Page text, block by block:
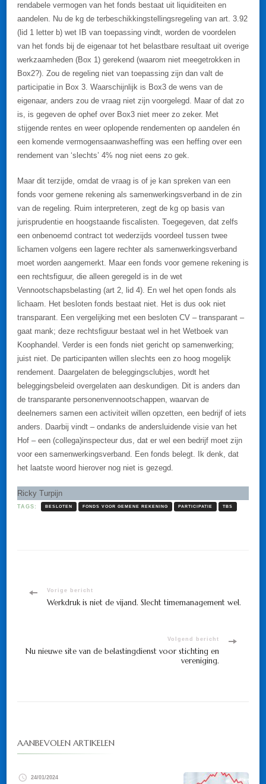
rendabele vermogen van het fonds bestaat uit liquiditeiten en
aandelen. Nu de kg de terbeschikkingstellingsregeling van art. 3.92
(lid 1 letter b) wet IB van toepassing vindt, worden de voordelen
van het fonds bij de eigenaar tot het belastbare resultaat uit overige
werkzaamheden (Box 1) gerekend (waarom niet meegetrokken in
Box2?). Zou de regeling niet van toepassing zijn dan valt de
participatie in Box 3. Waarschijnlijk is Box3 de wens van de
eigenaar, anders zou de vraag niet zijn voorgelegd. Maar of dat zo
is, is gegeven de ophef over Box3 niet meer zo zeker. Met
stijgende rentes en weer oplopende rendementen op aandelen én
een komende vermogensaanwasheffing was een heffing over een
rendement van ‘slechts’ 4% nog niet eens zo gek.
Maar dit terzijde, omdat de vraag is of je kan spreken van een
fonds voor gemene rekening als samenwerkingsverband in de zin
van de regeling. Ruim interpreteren, zegt de kg op basis van
jurisprudentie en hoogstaande fiscalisten. Toegegeven, dat zelfs
een onbenoemd contract tot wederzijds voordeel tussen twee
lichamen volgens een lagere rechter als samenwerkingsverband
moet worden aangemerkt. Maar een fonds voor gemene rekening is
een rechtsfiguur, die alleen geregeld is in de wet
Vennootschapsbelasting (art 2, lid 4). En wel het open fonds als
lichaam. Het besloten fonds bestaat niet. Het is dus ook niet
transparant. Een vergelijking met een besloten CV – transparant –
gaat mank; deze rechtsfiguur bestaat wel in het Wetboek van
Koophandel. Verder is een fonds niet gericht op samenwerking;
juist niet. De participanten willen slechts een zo hoog mogelijk
rendement. Daargelaten de beleggingsclubjes, wordt het
beleggingsbeleid overgelaten aan deskundigen. Dit is anders dan
de transparante personenvennootschappen, waarvan de
deelnemers samen een activiteit willen opzetten, een bedrijf of iets
anders. Daarbij vindt – ondanks de andersluidende visie van het
Hof – een (collega)inspecteur dus, dat er wel een bedrijf moet zijn
voor een samenwerkingsverband. Een fonds belegt. Ik denk, dat
het laatste woord hierover nog niet is gezegd.
Ricky Turpijn
TAGS: BESLOTEN FONDS VOOR GEMENE REKENING PARTICIPATIE TBS
Bericht
Vorige bericht
Werkdruk is niet de vijand. Slecht timemanagement wel.
Volgend bericht
Nu nieuwe site van de belastingdienst voor stichting en
vereniging.
AANBEVOLEN ARTIKELEN
24/01/2024